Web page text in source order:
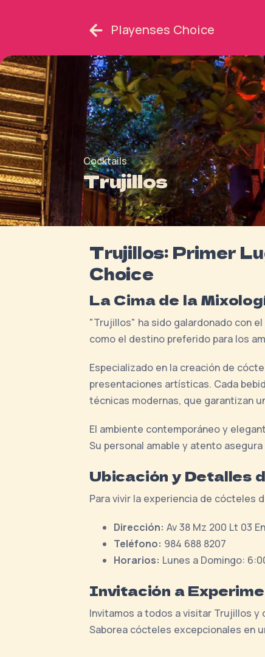
Playenses Choice
Cocktails
Trujillos
Trujillos: Primer
Choice
La Cima de la
"Trujillos" ha sido galardonado con
como el destino preferido para los
Especializado en la creación de
presentaciones artísticas. Cada
técnicas modernas, que garantizan
El ambiente contemporáneo y
Su personal amable y atento
Ubicación y Detalles
Para vivir la experiencia de cócteles
Dirección: Av 38 Mz 200 Lt 03
Teléfono: 984 688 8207
Horarios: Lunes a Domingo:
Invitación a
Invitamos a todos a visitar Trujillos y
Saborea cócteles excepcionales en